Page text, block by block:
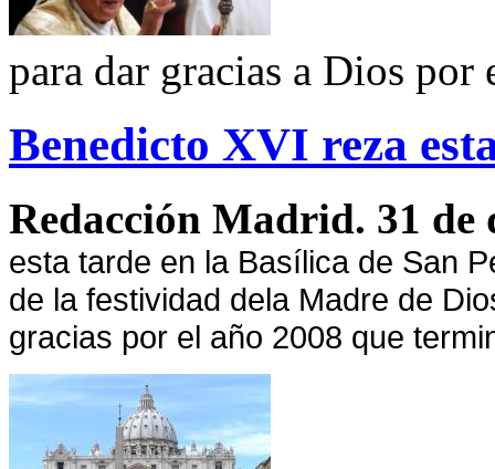
para dar gracias a Dios por
Benedicto XVI reza
Redacción Madrid. 31
esta tarde en la Basílicade San
de la festividad dela Madre de
gracias por el año 2008 que